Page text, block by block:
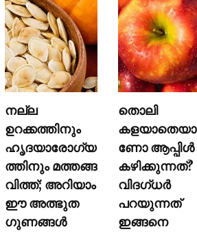
നല്ല
ഉറക്കത്തിനും
ഹൃദയാരോഗ്യ
ത്തിനും മത്തങ്ങ
വിത്ത്; അറിയാം
ഈ അത്ഭുത
ഗുണങ്ങള്‍
തൊലി
കളയാതെയാ
ണോ ആപ്പിള്‍
കഴിക്കുന്നത്?
വിദഗ്ധര്‍
പറയുന്നത്
ഇങ്ങനെ